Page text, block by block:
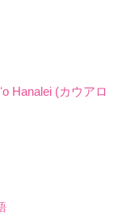
Hanalei (カウアロ